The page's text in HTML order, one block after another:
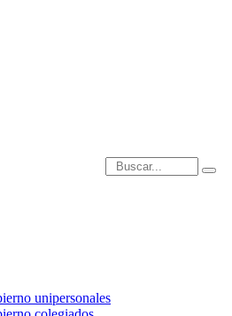
Introduce términos de
unipersonales